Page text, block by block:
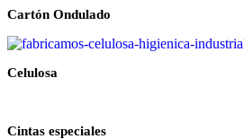
Cartón Ondulado
Celulosa
Cintas especiales